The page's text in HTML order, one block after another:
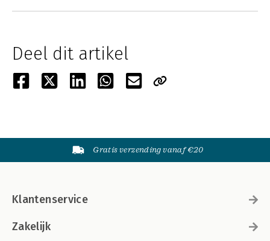
Deel dit artikel
Gratis verzending vanaf €20
Klantenservice
Zakelijk